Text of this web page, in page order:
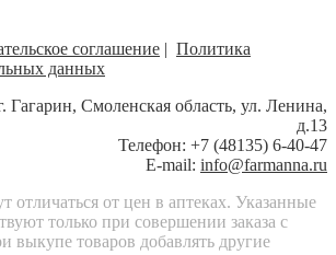
соглашение | Политика
данных
Гагарин, Смоленская область, ул. Ленина,
д.13
Телефон: +7 (48135) 6-40-47
E-mail: info@farmanna.ru
отличаться от цен в аптеках. Указанные
только при совершении заказа с
выкупе товаров добавлять другие